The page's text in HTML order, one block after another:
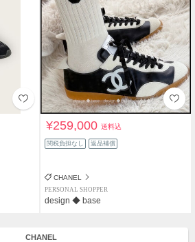
¥259,000送料込
関税負担なし 返品補償
CHANEL
PERSONAL SHOPPER
design ◆ base
CHANEL